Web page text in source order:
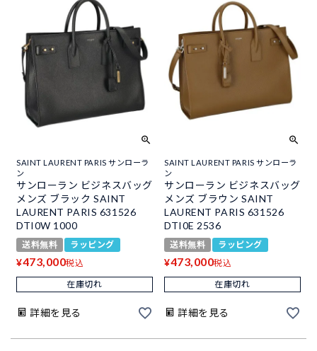
SAINT LAURENT PARIS サンローラ
ン
サンローラン ビジネスバッグ
メンズ ブラック SAINT
LAURENT PARIS 631526
DTI0W 1000
送料無料 ラッピング
¥473,000税込
在庫切れ
詳細を見る
SAINT LAURENT PARIS サンローラ
ン
サンローラン ビジネスバッグ
メンズ ブラウン SAINT
LAURENT PARIS 631526
DTI0E 2536
送料無料 ラッピング
¥473,000税込
在庫切れ
詳細を見る